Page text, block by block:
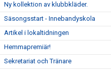
Ny kollektion av klubbkläder.
Säsongsstart - Innebandyskola
Artikel i lokaltidningen
Hemmapremiär!
Sekretariat och Tränare